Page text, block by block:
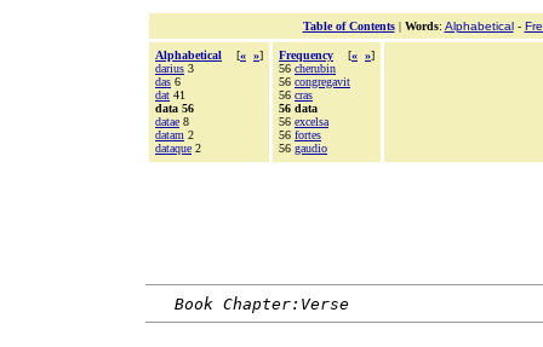
Table of Contents| Words: Alphabetical-
Alphabetical [« »]
darius 3
das 6
dat 41
data 56
datae 8
datam 2
dataque 2
Frequency [« »]
56 cherubin
56 congregavit
56 cras
56 data
56 excelsa
56 fortes
56 gaudio
Book Chapter:Verse